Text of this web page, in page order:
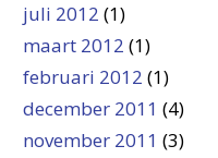
juli 2012 (1)
maart 2012 (1)
februari 2012 (1)
december 2011 (4)
november 2011 (3)